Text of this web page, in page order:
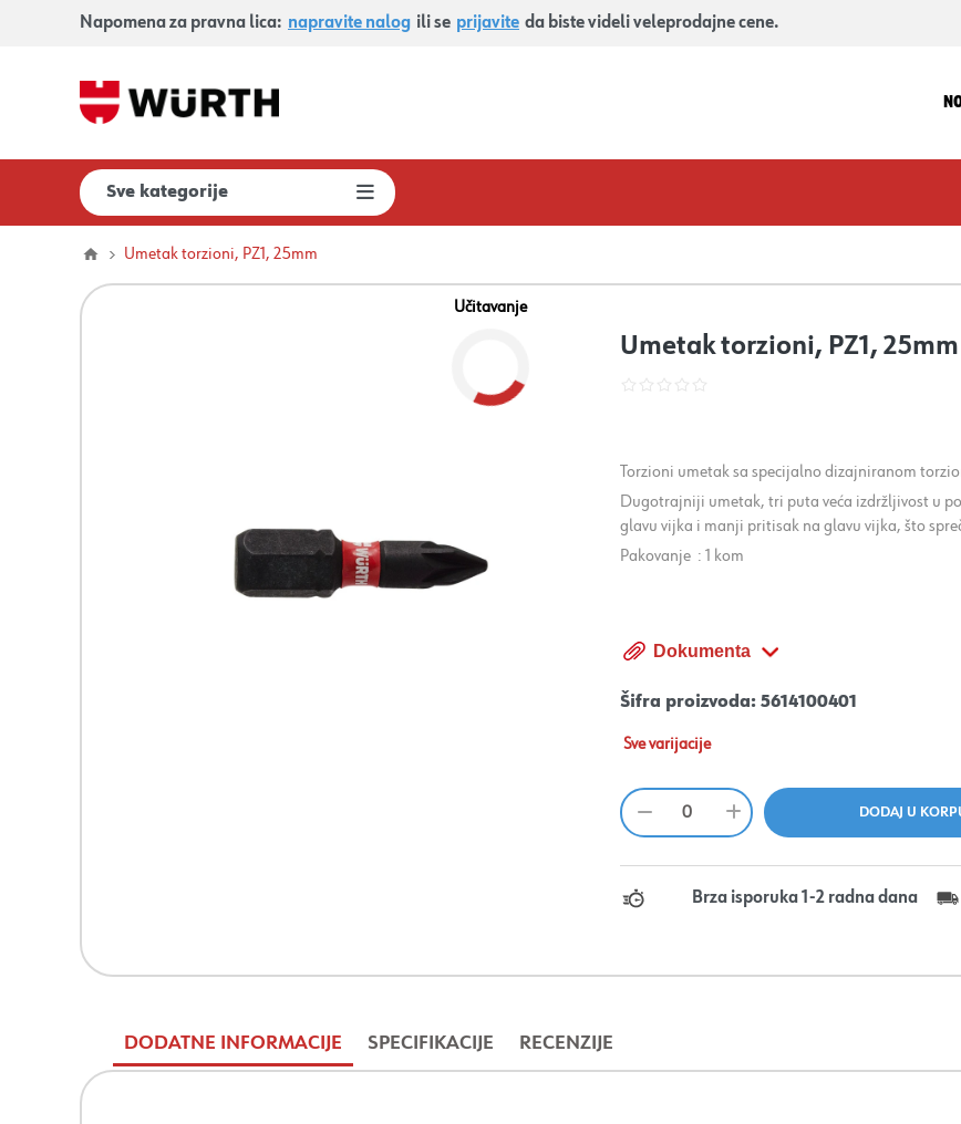
Napomena za pravna lica: napravite nalog ili se prijavite da biste videli veleprodajne cene.
Sve kategorije
Umetak torzioni, PZ1, 25mm
Učitavanje
Umetak torzioni, PZ1, 25mm
Torzioni umetak sa specijalno dizajniranom
Dugotrajniji umetak, tri puta veća izdržljivost u
glavu vijka i manji pritisak na glavu vijka, što
Pakovanje : 1 kom
Dokumenta
Šifra proizvoda: 5614100401
Sve varijacije
Brza isporuka 1-2 radna dana
DODATNE INFORMACIJE SPECIFIKACIJE RECENZIJE